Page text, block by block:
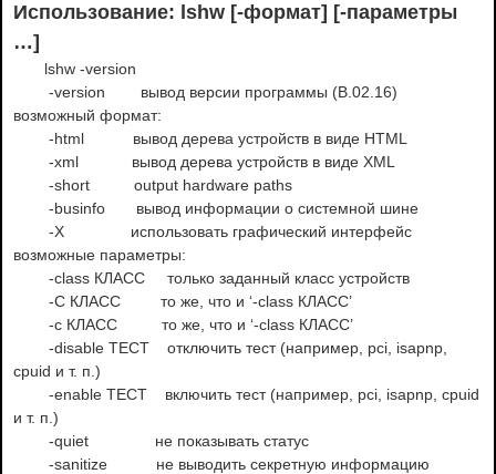
Использование: lshw [-формат] [-параметры
…]
lshw -version
-version вывод версии программы (B.02.16)
возможный формат:
-html вывод дерева устройств в виде HTML
-xml вывод дерева устройств в виде XML
-short output hardware paths
-businfo вывод информации о системной шине
-X использовать графический интерфейс
возможные параметры:
-class КЛАСС только заданный класс устройств
-C КЛАСС то же, что и ‘-class КЛАСС’
-c КЛАСС то же, что и ‘-class КЛАСС’
-disable ТЕСТ отключить тест (например, pci, isapnp,
cpuid и т. п.)
-enable ТЕСТ включить тест (например, pci, isapnp, cpuid
и т. п.)
-quiet не показывать статус
-sanitize не выводить секретную информацию